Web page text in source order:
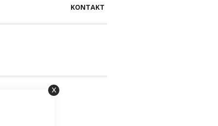
KONTAKT